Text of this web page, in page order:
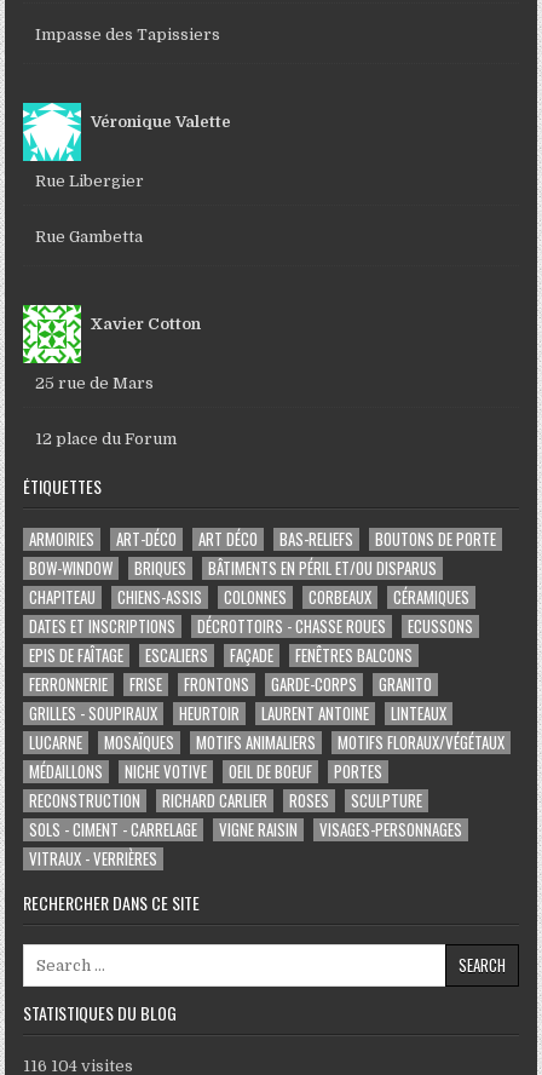
Impasse des Tapissiers
Véronique Valette
Rue Libergier
Rue Gambetta
Xavier Cotton
25 rue de Mars
12 place du Forum
ÉTIQUETTES
ARMOIRIES ART-DÉCO ART DÉCO BAS-RELIEFS
BOUTONS DE PORTE
BOW-WINDOW
BRIQUES
BÂTIMENTS EN PÉRIL ET/OU DISPARUS
CHAPITEAU
CHIENS-ASSIS COLONNES CORBEAUX
CÉRAMIQUES
DATES ET INSCRIPTIONS
DÉCROTTOIRS - CHASSE ROUES
ECUSSONS
EPIS DE FAÎTAGE
ESCALIERS FAÇADE
FENÊTRES BALCONS
FERRONNERIE
FRISE FRONTONS GARDE-CORPS
GRANITO
GRILLES - SOUPIRAUX
HEURTOIR LAURENT ANTOINE
LINTEAUX
LUCARNE
MOSAÏQUES MOTIFS ANIMALIERS
MOTIFS FLORAUX/VÉGÉTAUX
MÉDAILLONS
NICHE VOTIVE OEIL DE BOEUF
PORTES
RECONSTRUCTION
RICHARD CARLIER ROSES
SCULPTURE
SOLS - CIMENT - CARRELAGE
VIGNE RAISIN
VISAGES-PERSONNAGES
VITRAUX - VERRIÈRES
RECHERCHER DANS CE SITE
Search for:
STATISTIQUES DU BLOG
116 104 visites